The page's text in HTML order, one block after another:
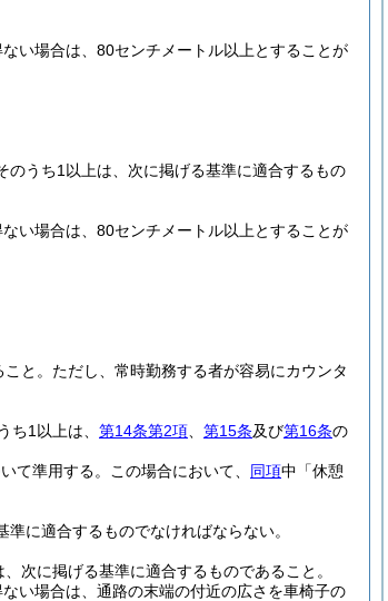
い場合は、80センチメートル以上とすることが
うち1以上は、次に掲げる基準に適合するもの
い場合は、80センチメートル以上とすることが
と。 ただし、常時勤務する者が容易にカウンタ
1以上は、 第14条第2項 第15条及び第16条の
て準用する。 この場合において、 同項中「休憩
に適合するものでなければならない。
次に掲げる基準に適合するものであること。
い場合は、通路の末端の付近の広さを車椅子の